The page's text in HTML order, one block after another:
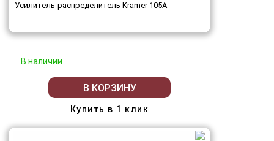
Усилитель-распределитель Kramer 105A
В наличии
В КОРЗИНУ
Купить в 1 клик